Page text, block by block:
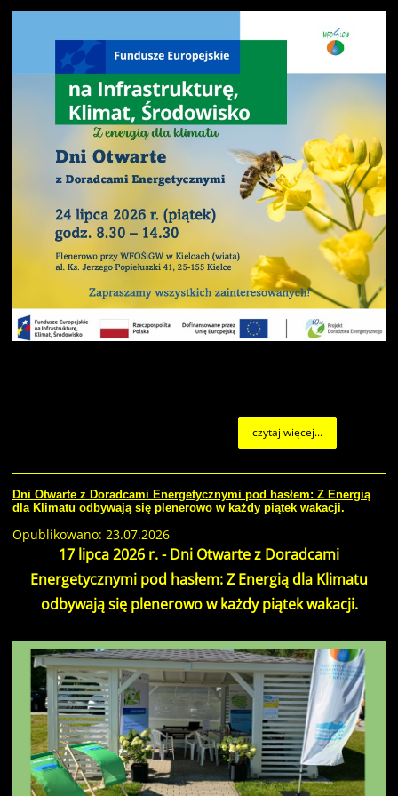
czytaj więcej...
Dni Otwarte z Doradcami Energetycznymi pod hasłem: Z Energią
dla Klimatu odbywają się plenerowo w każdy piątek wakacji.
Opublikowano: 23.07.2026
17 lipca 2026 r. - Dni Otwarte z Doradcami
Energetycznymi pod hasłem: Z Energią dla Klimatu
odbywają się plenerowo w każdy piątek wakacji.